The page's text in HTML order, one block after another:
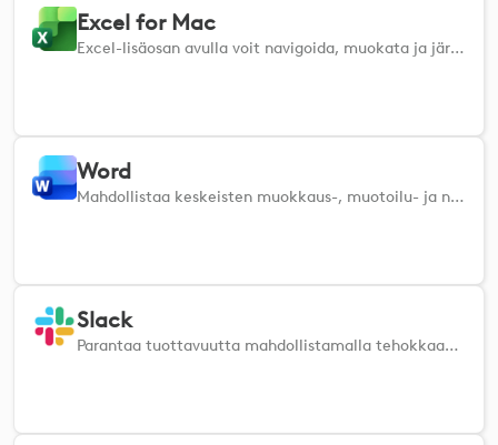
Excel for Mac
Excel-lisäosan avulla voit navigoida, muokata ja järjestää taulukkolaskentataulukoita tehokkaasti tehokkaiden pikanäppäinten avulla macOS:ssä.
Word
Mahdollistaa keskeisten muokkaus-, muotoilu- ja navigointitehtävien hallinnan Microsoft Wordissa kätevien pikanäppäinten avulla sekä Macissa että Windowsissa. Luo, muotoile, tarkista ja hallitse asiakirjoja vaivattomasti näillä keskeisillä komennoilla, jotta työsi pysyy nopeana, keskittyneenä ja täysin omissa käsissäsi.
Slack
Parantaa tuottavuutta mahdollistamalla tehokkaan slack-oikopolkujen hallinnan.